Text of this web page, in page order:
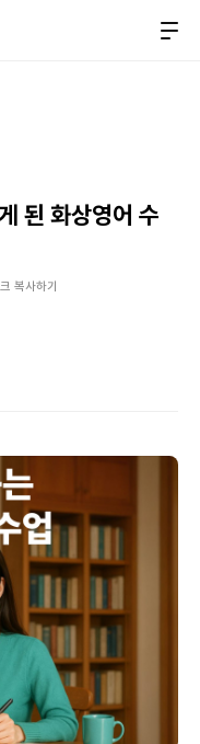
된 화상영어 수
복사하기